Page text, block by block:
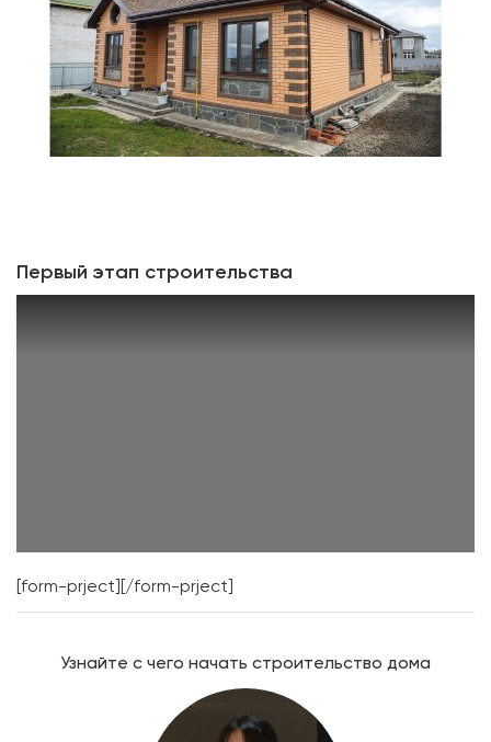
Первый этап строительства
[form-prject][/form-prject]
Узнайте с чего начать строительство дома